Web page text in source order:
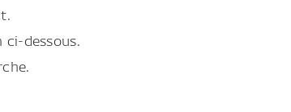
dessous.